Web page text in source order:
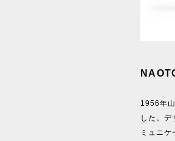
1956年
した。デ
ミュニケ